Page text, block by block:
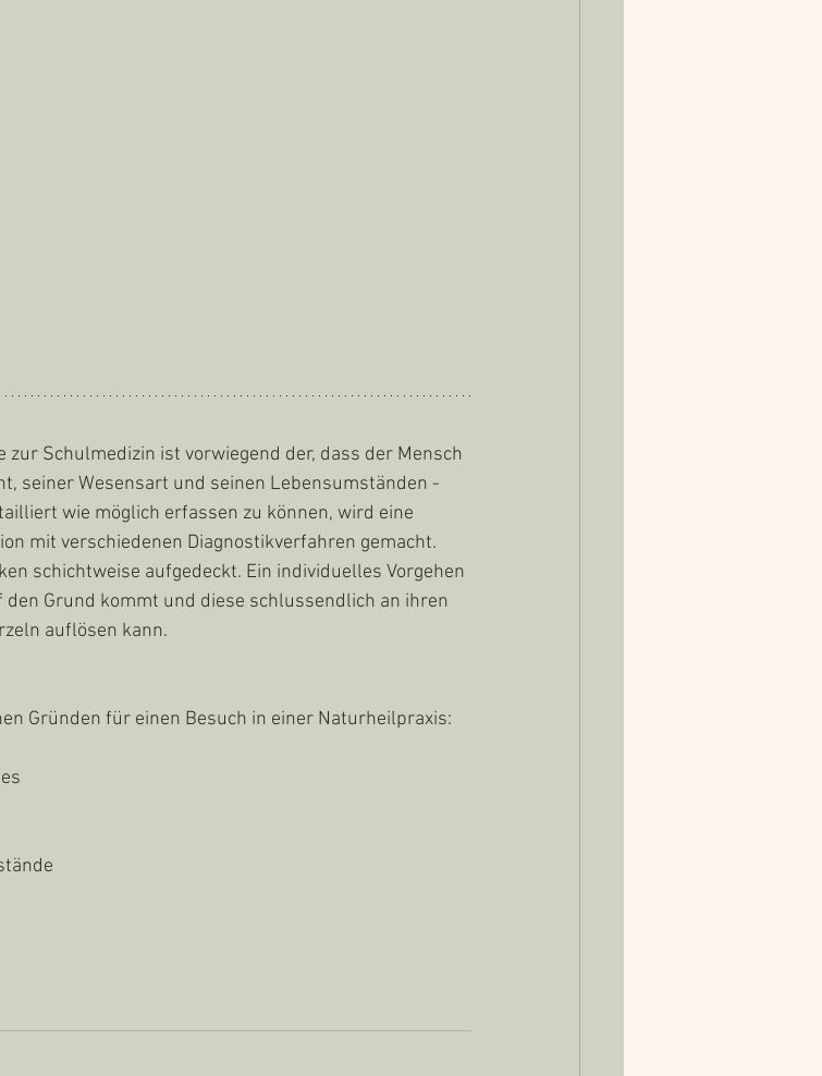
Schulmedizin ist vorwiegend der, dass der Mensch
seiner Wesensart und seinen Lebensumständen -
wie möglich erfassen zu können, wird eine
mit verschiedenen Diagnostikverfahren gemacht.
schichtweise aufgedeckt. Ein individuelles Vorgehen
Grund kommt und diese schlussendlich an ihren
auflösen kann.
Gründen für einen Besuch in einer Naturheilpraxis: